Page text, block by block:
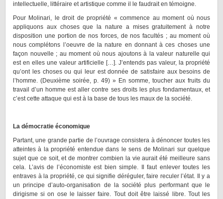
intellectuelle, littéraire et artistique comme il le faudrait en témoigne.
Pour Molinari, le droit de propriété « commence au moment où nous
appliquons aux choses que la nature a mises gratuitement à notre
disposition une portion de nos forces, de nos facultés ; au moment où
nous complétons l’oeuvre de la nature en donnant à ces choses une
façon nouvelle ; au moment où nous ajoutons à la valeur naturelle qui
est en elles une valeur artificielle […]. J’entends pas valeur, la propriété
qu’ont les choses ou qui leur est donnée de satisfaire aux besoins de
l’homme. (Deuxième soirée, p. 49) » En somme, toucher aux fruits du
travail d’un homme est aller contre ses droits les plus fondamentaux, et
c’est cette attaque qui est à la base de tous les maux de la société.
La démocratie économique
Partant, une grande partie de l’ouvrage consistera à dénoncer toutes les
atteintes à la propriété entendue dans le sens de Molinari sur quelque
sujet que ce soit, et de montrer combien la vie aurait été meilleure sans
cela. L’avis de l’économiste est bien simple. Il faut enlever toutes les
entraves à la propriété, ce qui signifie déréguler, faire reculer l’état. Il y a
un principe d’auto-organisation de la société plus performant que le
dirigisme si on ose le laisser faire. Tout doit être laissé libre. Tout les